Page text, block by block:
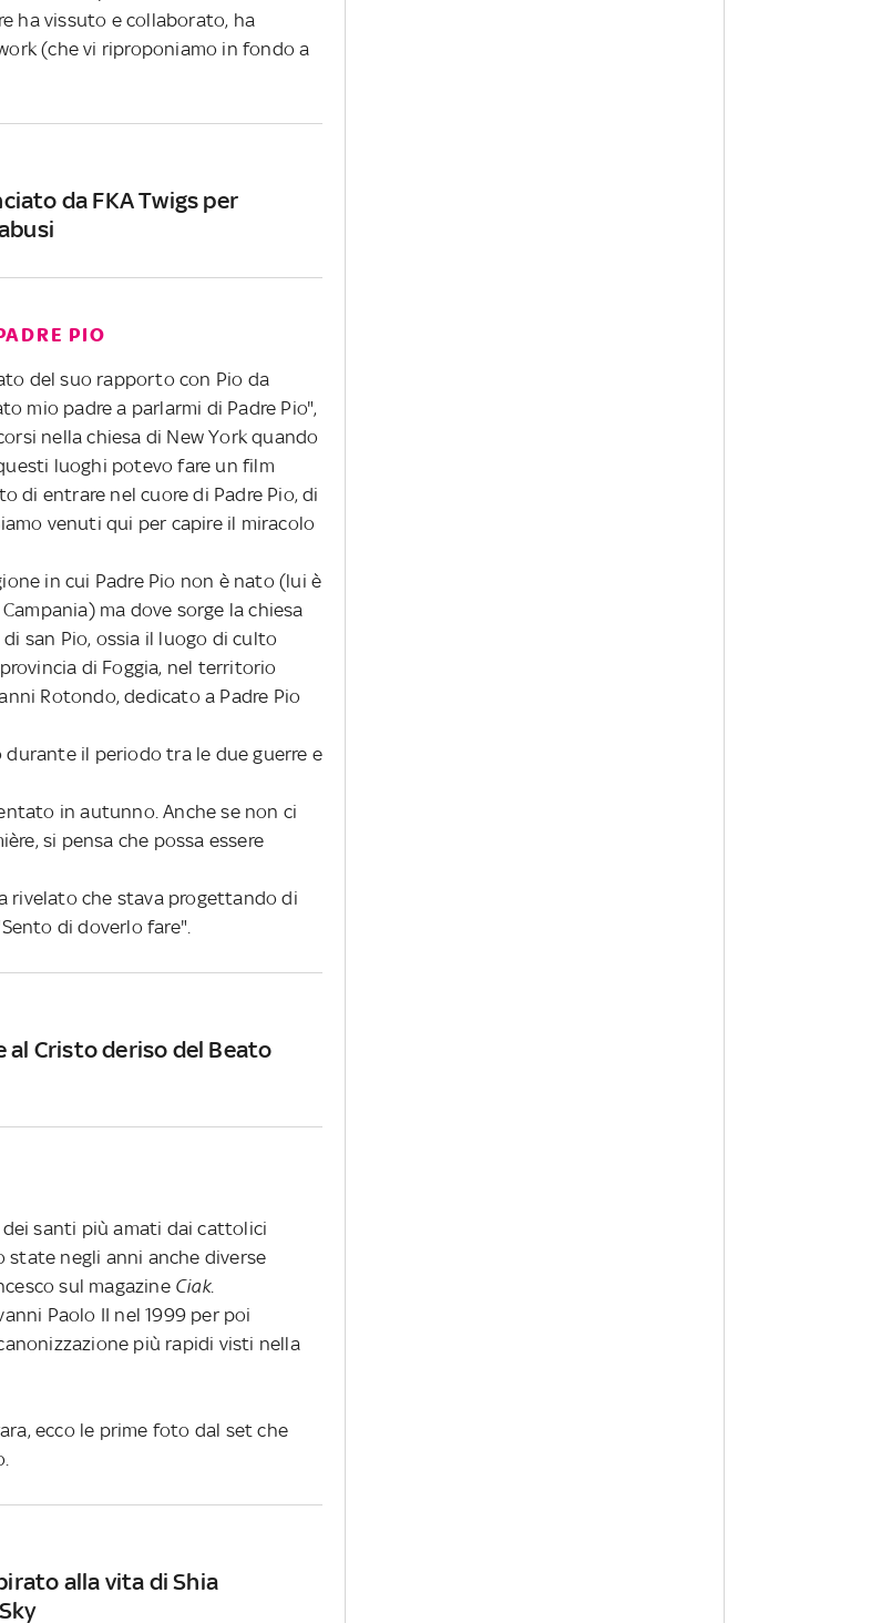
ha vissuto e collaborato, ha
(che vi riproponiamo in fondo a
da FKA Twigs per
PIO
del suo rapporto con Pio da
mio padre a parlarmi di Padre Pio",
nella chiesa di New York quando
luoghi potevo fare un film
di entrare nel cuore di Padre Pio, di
venuti qui per capire il miracolo
in cui Padre Pio non è nato (lui è
ma dove sorge la chiesa
san Pio, ossia il luogo di culto
di Foggia, nel territorio
Rotondo, dedicato a Padre Pio
durante il periodo tra le due guerre e
in autunno. Anche se non ci
si pensa che possa essere
rivelato che stava progettando di
di doverlo fare".
al Cristo deriso del Beato
dei santi più amati dai cattolici
negli anni anche diverse
sul magazine Ciak.
Paolo II nel 1999 per poi
più rapidi visti nella
ecco le prime foto dal set che
alla vita di Shia